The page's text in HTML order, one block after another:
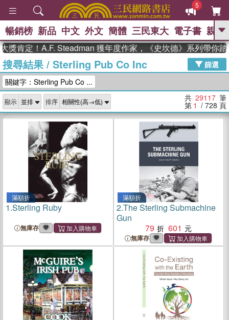
5
GO
熱搜： 東野圭吾 高希均教授回憶錄
、 The Odyssey 、 父親節 、 如果歷
獎 臺灣漫遊錄 、 方念華 、 台灣的李
登輝時代
數學女孩：黎曼猜想 、
偉大的迷走神經
暢銷榜 新品 中文 外文 簡體 三民東大 電子書 親子
！A.F. Steadman 獲年度作家，《史坎德》系列帶你踏上熱血
搜尋結果/ Sterling Pub Co Inc
篩選
關鍵字：Sterling Pub Co ...
顯示 排序 共 29117 筆
第 1 / 728 頁
滿額折
1.Sterling Ruby
無庫存
滿額折
2.The Sterling Submachine
Gun
79
601
無庫存